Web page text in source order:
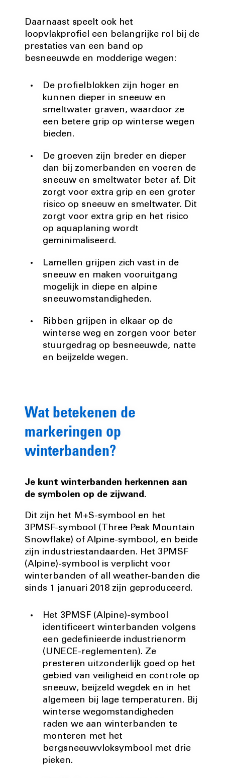
Daarnaast speelt ook het
loopvlakprofiel een belangrijke rol bij de
prestaties van een band op
besneeuwde en modderige wegen:
De profielblokken zijn hoger en
kunnen dieper in sneeuw en
smeltwater graven, waardoor ze
een betere grip op winterse wegen
bieden.
De groeven zijn breder en dieper
dan bij zomerbanden en voeren de
sneeuw en smeltwater beter af. Dit
zorgt voor extra grip en een groter
risico op sneeuw en smeltwater. Dit
zorgt voor extra grip en het risico
op aquaplaning wordt
geminimaliseerd.
Lamellen grijpen zich vast in de
sneeuw en maken vooruitgang
mogelijk in diepe en alpine
sneeuwomstandigheden.
Ribben grijpen in elkaar op de
winterse weg en zorgen voor beter
stuurgedrag op besneeuwde, natte
en beijzelde wegen.
Wat betekenen de
markeringen op
winterbanden?
Je kunt winterbanden herkennen aan
de symbolen op de zijwand.
Dit zijn het M+S-symbool en het
3PMSF-symbool (Three Peak Mountain
Snowflake) of Alpine-symbool, en beide
zijn industriestandaarden. Het 3PMSF
(Alpine)-symbool is verplicht voor
winterbanden of all weather-banden die
sinds 1 januari 2018 zijn geproduceerd.
Het 3PMSF (Alpine)-symbool
identificeert winterbanden volgens
een gedefinieerde industrienorm
(UNECE-reglementen). Ze
presteren uitzonderlijk goed op het
gebied van veiligheid en controle op
sneeuw, beijzeld wegdek en in het
algemeen bij lage temperaturen. Bij
winterse wegomstandigheden
raden we aan winterbanden te
monteren met het
bergsneeuwvloksymbool met drie
pieken.